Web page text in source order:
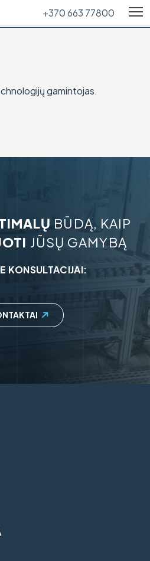
+370 663 77800
gamintojas.
BŪDĄ, KAIP
JŪSŲ GAMYBĄ
KONSULTACIJAI: